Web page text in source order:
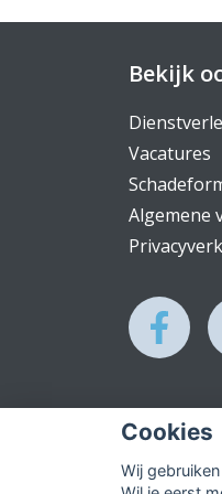
Cookies
Wij
Bekijk
Vacatures
Algemene